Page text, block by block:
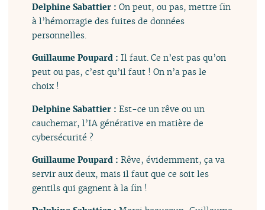
Delphine Sabattier :On peut, ou pas, mettre fin
à l’hémorragie des fuites de données
personnelles.
Guillaume Poupard :Il faut. Ce n’est pas qu’on
peut ou pas, c’est qu’il faut ! On n’a pas le
choix !
Delphine Sabattier :Est-ce un rêve ou un
cauchemar, l’IA générative en matière de
cybersécurité ?
Guillaume Poupard :Rêve, évidemment, ça va
servir aux deux, mais il faut que ce soit les
gentils qui gagnent à la fin !